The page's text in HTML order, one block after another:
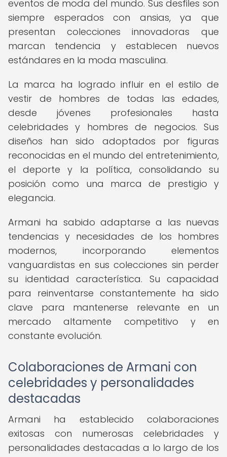
eventos de moda del mundo. Sus desfiles son
siempre esperados con ansias, ya que
presentan colecciones innovadoras que
marcan tendencia y establecen nuevos
estándares en la moda masculina.
La marca ha logrado influir en el estilo de
vestir de hombres de todas las edades,
desde jóvenes profesionales hasta
celebridades y hombres de negocios. Sus
diseños han sido adoptados por figuras
reconocidas en el mundo del entretenimiento,
el deporte y la política, consolidando su
posición como una marca de prestigio y
elegancia.
Armani ha sabido adaptarse a las nuevas
tendencias y necesidades de los hombres
modernos, incorporando elementos
vanguardistas en sus colecciones sin perder
su identidad característica. Su capacidad
para reinventarse constantemente ha sido
clave para mantenerse relevante en un
mercado altamente competitivo y en
constante evolución.
Colaboraciones de Armani con
celebridades y personalidades
destacadas
Armani ha establecido colaboraciones
exitosas con numerosas celebridades y
personalidades destacadas a lo largo de los